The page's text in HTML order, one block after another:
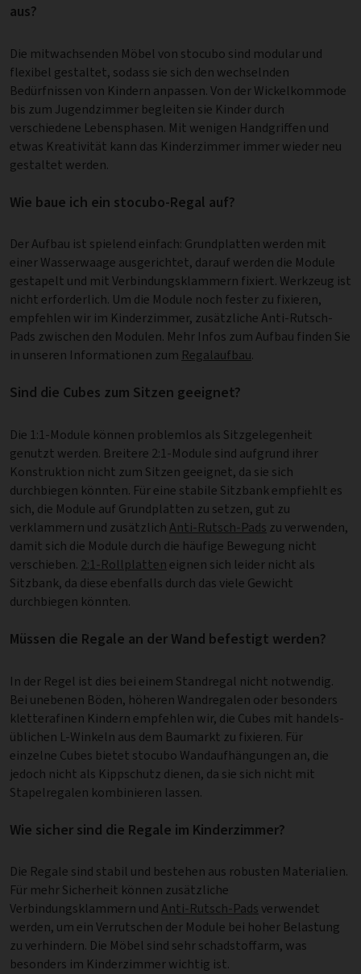
aus?
Die mitwachsenden Möbel von stocubo sind modular und
flexibel gestaltet, sodass sie sich den wechselnden
Bedürfnissen von Kindern anpassen. Von der Wickelkommode
bis zum Jugendzimmer begleiten sie Kinder durch
verschiedene Lebensphasen. Mit wenigen Handgriffen und
etwas Kreativität kann das Kinderzimmer immer wieder neu
gestaltet werden.
Wie baue ich ein stocubo-Regal auf?
Der Aufbau ist spielend einfach: Grundplatten werden mit
einer Wasserwaage ausgerichtet, darauf werden die Module
gestapelt und mit Verbindungsklammern fixiert. Werkzeug ist
nicht erforderlich. Um die Module noch fester zu fixieren,
empfehlen wir im Kinderzimmer, zusätzliche Anti-Rutsch-
Pads zwischen den Modulen. Mehr Infos zum Aufbau finden Sie
in unseren Informationen zum Regalaufbau.
Sind die Cubes zum Sitzen geeignet?
Die 1:1-Module können problemlos als Sitzgelegenheit
genutzt werden. Breitere 2:1-Module sind aufgrund ihrer
Konstruktion nicht zum Sitzen geeignet, da sie sich
durchbiegen könnten. Für eine stabile Sitzbank empfiehlt es
sich, die Module auf Grundplatten zu setzen, gut zu
verklammern und zusätzlichAnti-Rutsch-Pads zu verwenden,
damit sich die Module durch die häufige Bewegung nicht
verschieben. 2:1-Rollplatteneignen sich leider nicht als
Sitzbank, da diese ebenfalls durch das viele Gewicht
durchbiegen könnten.
Müssen die Regale an der Wand befestigt werden?
In der Regel ist dies bei einem Standregal nicht notwendig.
Bei unebenen Böden, höheren Wandregalen oder besonders
kletterafinen Kindern empfehlen wir, die Cubes mit han­dels­
üb­lichen L-Winkeln aus dem Baumarkt zu fixieren. Für
einzelne Cubes bietet stocubo Wandaufhängungen an, die
jedoch nicht als Kippschutz dienen, da sie sich nicht mit
Stapelregalen kombinieren lassen.
Wie sicher sind die Regale im Kinderzimmer?
Die Regale sind stabil und bestehen aus robusten Materialien.
Für mehr Sicherheit können zusätzliche
Verbindungsklammern undAnti-Rutsch-Pads verwendet
werden, um ein Verrutschen der Module bei hoher Belastung
zu verhindern. Die Möbel sind sehr schadstoffarm, was
besonders im Kinderzimmer wichtig ist.